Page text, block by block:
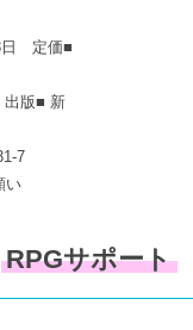
日 定価■
版■ 新
7
い
RPGサポート